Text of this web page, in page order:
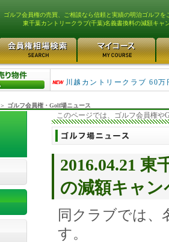
ゴルフ会員権の売買、ご相談なら信頼と実績の明治ゴルフを
東千葉カントリークラブ(千葉)名義書換料の減額キャ
津久井湖ゴルフ倶楽部 80万
川越カントリークラブ 60万
＞ ゴルフ会員権・Golf場ニュース
このページでは、ゴルフ会員権や
2016.04.21
の減額キャン
同クラブでは、
す。